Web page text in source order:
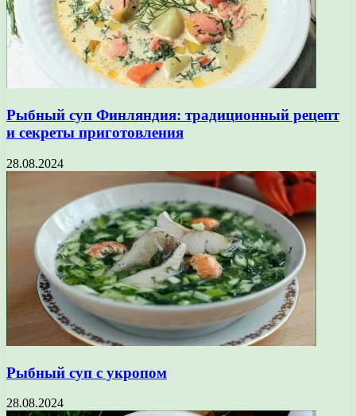
Рыбный суп Финляндия: традиционный рецепт
и секреты приготовления
28.08.2024
Рыбный суп с укропом
28.08.2024